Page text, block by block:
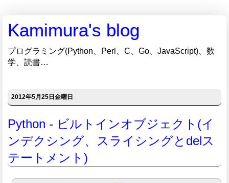
Kamimura's blog
プログラミング(Python、Perl、C、Go、JavaScript)、数
学、読書…
2012年5月25日金曜日
Python - ビルトインオブジェクト(イ
ンデクシング、スライシングとdelス
テートメント)